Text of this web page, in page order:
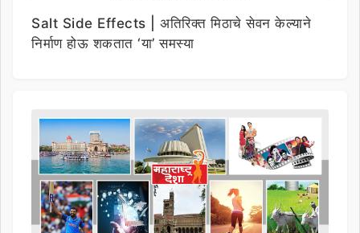
Salt Side Effects | अतिरिक्त मिठाचे सेवन केल्याने
निर्माण होऊ शकतात ‘या’ समस्या